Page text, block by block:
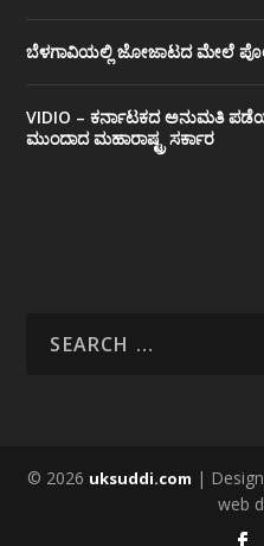
ಬೆಳಗಾವಿಯಲ್ಲಿ ಜೋಜಾಟದ ಮೇಲೆ
VIDIO – ಕರ್ನಾಟಕದ ಅನುಮತಿ
ಮುಂದಾದ ಮಹಾರಾಷ್ಟ್ರ ಸರ್ಕಾರ
© 2026 uksuddi.com |
web